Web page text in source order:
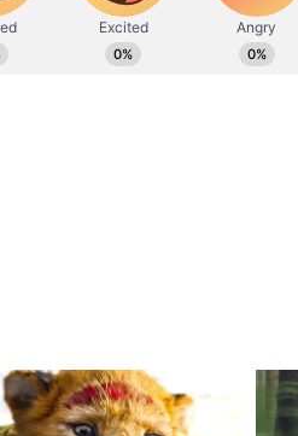
व्यवहार्य विकल्प था।
पर विवाद पर प्रतिक्रिया देते
को आवंटित नहीं की गई थी
उन्होंने इस मुद्दे को उठाने